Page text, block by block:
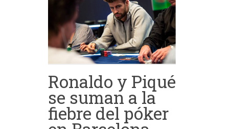
Ronaldo y Piqué
se suman a la
fiebre del póker